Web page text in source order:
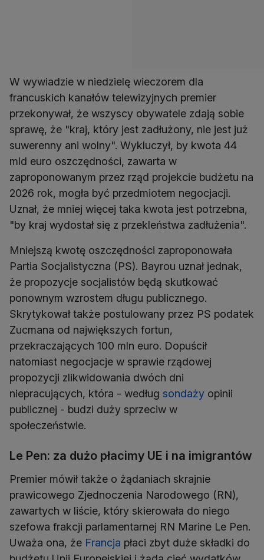
W wywiadzie w niedzielę wieczorem dla
francuskich kanałów telewizyjnych premier
przekonywał, że wszyscy obywatele zdają sobie
sprawę, że "kraj, który jest zadłużony, nie jest już
suwerenny ani wolny". Wykluczył, by kwota 44
mld euro oszczędności, zawarta w
zaproponowanym przez rząd projekcie budżetu na
2026 rok, mogła być przedmiotem negocjacji.
Uznał, że mniej więcej taka kwota jest potrzebna,
"by kraj wydostał się z przekleństwa zadłużenia".
Mniejszą kwotę oszczędności zaproponowała
Partia Socjalistyczna (PS). Bayrou uznał jednak,
że propozycje socjalistów będą skutkować
ponownym wzrostem długu publicznego.
Skrytykował także postulowany przez PS podatek
Zucmana od największych fortun,
przekraczających 100 mln euro. Dopuścił
natomiast negocjacje w sprawie rządowej
propozycji zlikwidowania dwóch dni
niepracujących, która - według sondaży opinii
publicznej - budzi duży sprzeciw w
społeczeństwie.
Le Pen: za dużo płacimy UE i na imigrantów
Premier mówił także o żądaniach skrajnie
prawicowego Zjednoczenia Narodowego (RN),
zawartych w liście, który skierowała do niego
szefowa frakcji parlamentarnej RN Marine Le Pen.
Uważa ona, że Francja płaci zbyt duże składki do